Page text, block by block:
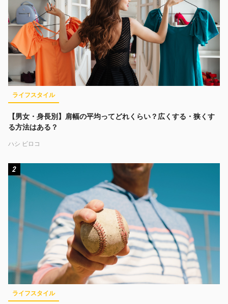
ライフスタイル
【男女・身長別】肩幅の平均ってどれくらい？広くする・狭くす
る方法はある？
ハシ ビロコ
2
ライフスタイル